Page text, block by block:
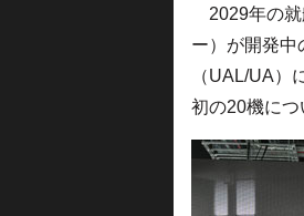
2029年の就
ー）が開発中
（UAL/UA
初の20機につ